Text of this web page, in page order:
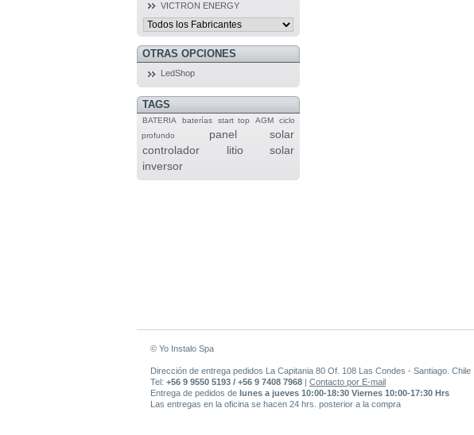
VICTRON ENERGY
OTRAS OPCIONES
LedShop
TAGS
BATERIA baterías start top AGM
ciclo
profundo
panel solar
controlador
litio
solar
inversor
© Yo Instalo Spa
Dirección de entrega pedidos La Capitania 80 Of. 108 Las Condes - Santiago. Chile |
Tel: +56 9 9550 5193 / +56 9 7408 7968
Contacto por E-mail
Entrega de pedidos de lunes a jueves 10:00-18:30 Viernes 10:00-17:30 Hrs
Las entregas en la oficina se hacen 24 hrs. posterior a la compra